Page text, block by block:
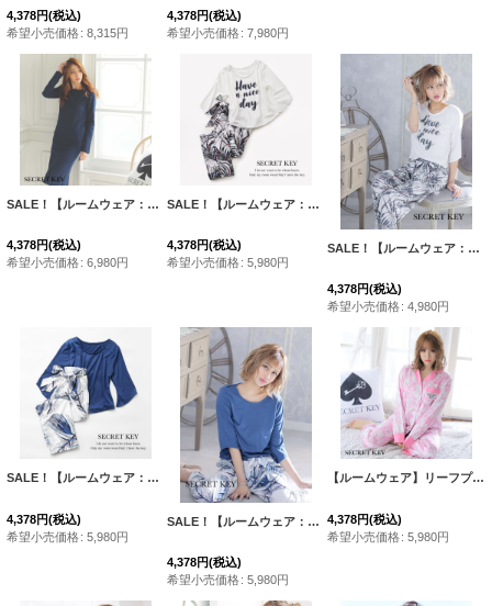
4,378円(税込)
希望小売価格: 8,315円
4,378円(税込)
希望小売価格: 7,980円
SALE！【ルームウェア：セットアップ】SALEヘリンボーンキルティングセットアップ（ロングスカート）・3サイズ[HC02]
4,378円(税込)
希望小売価格: 6,980円
SALE！【ルームウェア：セットアップ】ボタニカルセットアップ ”ファッション雑誌SHeコラボ” [HC02]
4,378円(税込)
希望小売価格: 5,980円
SALE！【ルームウェア：セットアップ】ボタニカルセットアップ ”ファッション雑誌SHeコラボ” [HC02]
4,378円(税込)
希望小売価格: 4,980円
SALE！【ルームウェア：セットアップ】ネイビーリーフ柄セットアップ ”ファッション雑誌SHeコラボ” [HC02]
4,378円(税込)
希望小売価格: 5,980円
SALE！【ルームウェア：セットアップ】ネイビーリーフ柄セットアップ ”ファッション雑誌SHeコラボ” [HC02]
4,378円(税込)
希望小売価格: 5,980円
【ルームウェア】リーフプリントサテンシャツパジャマ [HC02]
4,378円(税込)
希望小売価格: 5,980円